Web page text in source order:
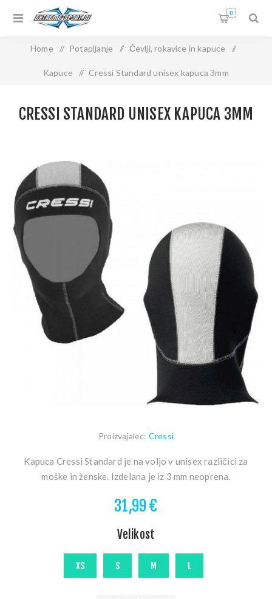
0
Home / Potapljanje / Čevlji, rokavice in kapuce /
Kapuce / Cressi Standard unisex kapuca 3mm
CRESSI STANDARD UNISEX KAPUCA 3MM
Proizvajalec: Cressi
Kapuca Cressi Standard je na voljo v unisex različici za
moške in ženske. Izdelana je iz 3 mm neoprena.
31,99 €
Velikost